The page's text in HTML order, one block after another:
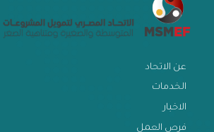
عن الاتحاد
الخدمات